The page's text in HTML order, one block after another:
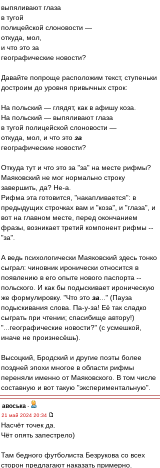
выпяливают глаза
в тугой
полицейской слоновости —
откуда, мол,
и что это за
географические новости?
Давайте попроще расположим текст, ступеньки
достроим до уровня привычных строк:
На польский — глядят, как в афишу коза.
На польский — выпяливают глаза
в тугой полицейской слоновости —
откуда, мол, и что это за
географические новости?
Откуда тут и что это за "за" на месте рифмы?
Маяковский не мог нормально строку
завершить, да? Не-а.
Рифма эта готовится, "накапливается": в
предыдущих строчках вам и "коза", и "глаза", и
вот на главном месте, перед окончанием
фразы, возникает третий компонент рифмы --
"за".
А ведь психологически Маяковский здесь тонко
сыграл: чиновник иронически относится в
появлению в его опыте нового паспорта --
польского. И как бы подыскивает ироническую
же формулировку. "Что это за ..." (Пауза
подыскивания слова. Па-у-за! Её так сладко
сыграть при чтении; спасибище автору!)
"...географические новости?" (с усмешкой,
иначе не произнесёшь).
Высоцкий, Бродский и другие поэты более
поздней эпохи многое в области рифмы
переняли именно от Маяковского. В том числе
составную и вот такую "экспериментальную".
авоська -
21 май 2024 20:34
Насчёт точек да.
Чёт опять запестрело)
Там бедного футболиста Безрукова со всех
сторон предлагают наказать примерно.